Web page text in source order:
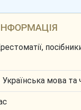
Українська мова та